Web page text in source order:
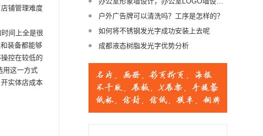
铺管理难度
间上全是很
装备都能够
控在较低的
用这一方式
实体店成本
户外广告牌可以清洗吗？工序是怎样的？
如何将不锈钢发光字成功安装上去呢
成都液态树脂发光字优势分析